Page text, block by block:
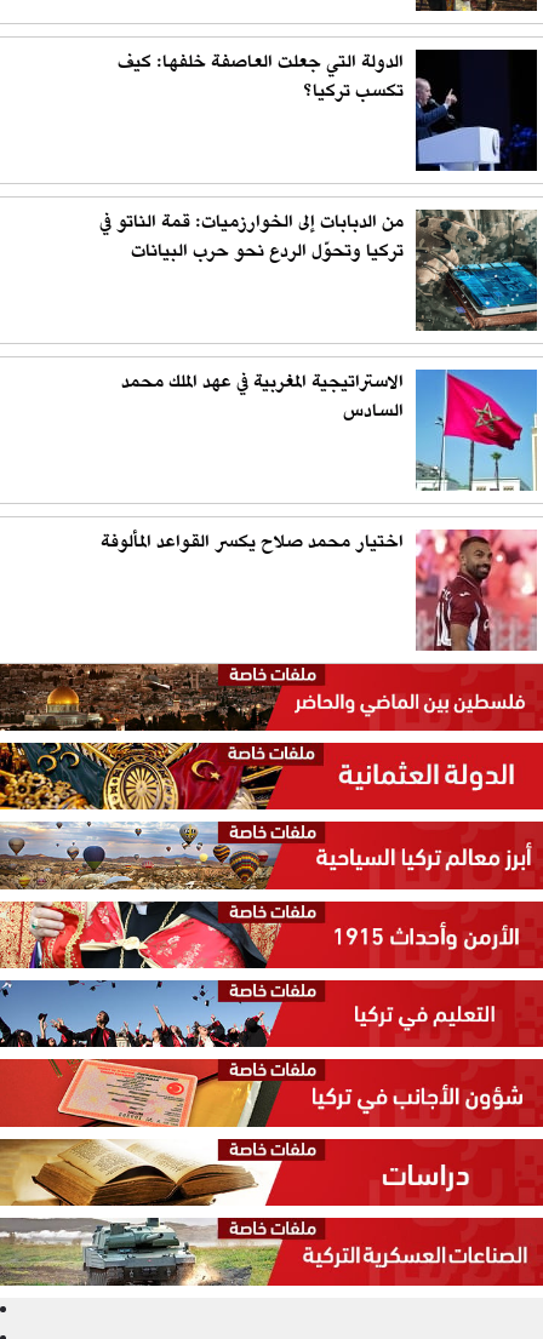
الدولة التي جعلت العاصفة خلفها: كيف
تكسب تركيا؟
من الدبابات إلى الخوارزميات: قمة الناتو في
تركيا وتحوّل الردع نحو حرب البيانات
الاستراتيجية المغربية في عهد الملك محمد
السادس
اختيار محمد صلاح يكسر القواعد المألوفة